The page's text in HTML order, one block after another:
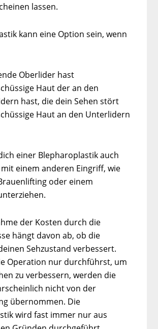
lassen.
kann eine Option sein, wenn
Oberlider hast
Haut der an den
hast, die dein Sehen stört
Haut an den Unterlidern
einer Blepharoplastik auch
einem anderen Eingriff, wie
oder einem
der Kosten durch die
hängt davon ab, ob die
Sehzustand verbessert.
Operation nur durchführst, um
zu verbessern, werden die
nicht von der
übernommen. Die
wird fast immer nur aus